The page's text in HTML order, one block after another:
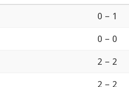
0 – 1
0 – 0
2 – 2
2 – 2